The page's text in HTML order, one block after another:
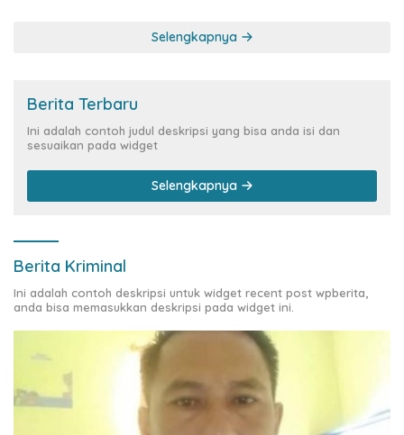
Selengkapnya
Berita Terbaru
Ini adalah contoh judul deskripsi yang bisa anda isi dan
sesuaikan pada widget
Selengkapnya
Berita Kriminal
Ini adalah contoh deskripsi untuk widget recent post wpberita,
anda bisa memasukkan deskripsi pada widget ini.